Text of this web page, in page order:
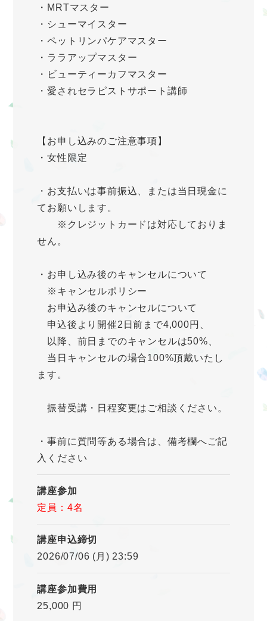
・MRTマスター
・シューマイスター
・ペットリンパケアマスター
・ララアップマスター
・ビューティーカフマスター
・愛されセラピストサポート講師
【お申し込みのご注意事項】
・女性限定
・お支払いは事前振込、または当日現金に
てお願いします。
※クレジットカードは対応しておりま
せん。
・お申し込み後のキャンセルについて
※キャンセルポリシー
お申込み後のキャンセルについて
申込後より開催2日前まで4,000円、
以降、前日までのキャンセルは50%、
当日キャンセルの場合100%頂戴いたし
ます。
振替受講・日程変更はご相談ください。
・事前に質問等ある場合は、備考欄へご記
入ください
講座参加
定員：4名
講座申込締切
2026/07/06 (月) 23:59
講座参加費用
25,000 円